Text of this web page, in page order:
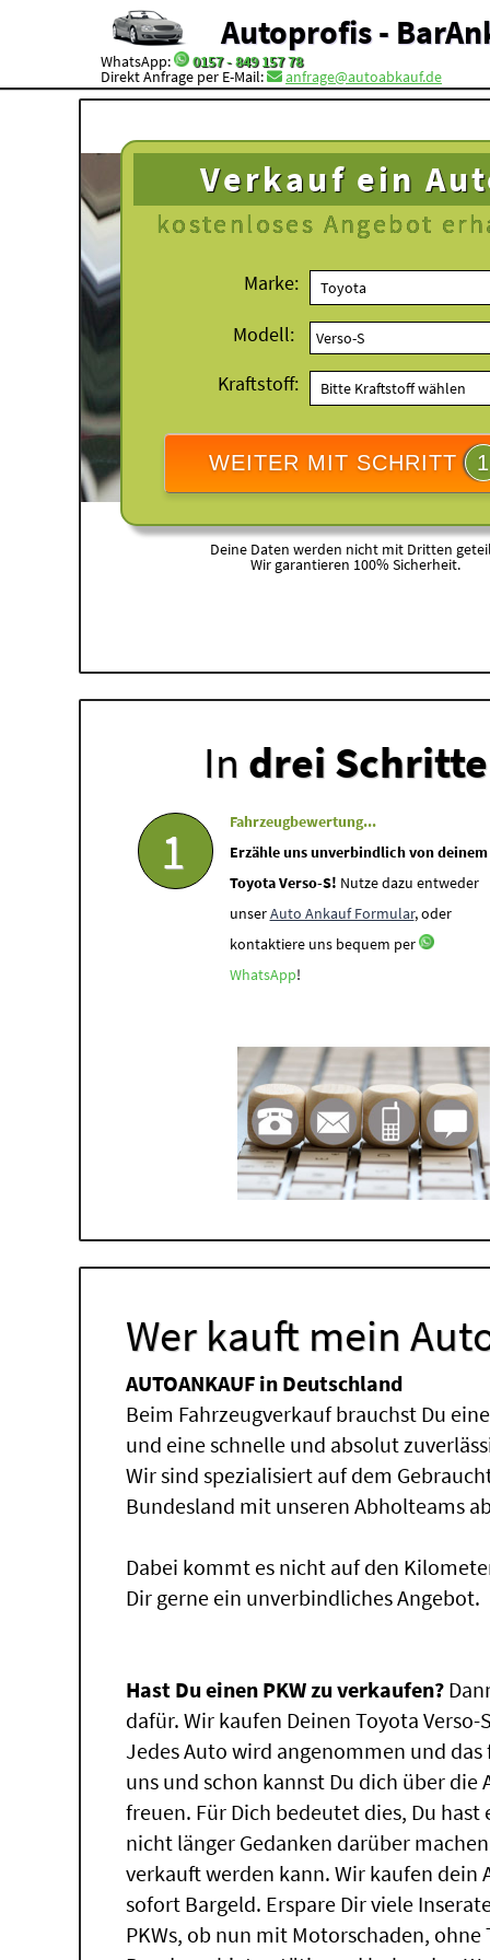
Autoprofis -
WhatsApp: 0157 - 849 157 78
Direkt Anfrage per E-Mail: anfrage@autoabkauf.de
Verkauf ein
kostenloses Angebot
Marke:
Modell:
Kraftstoff:
WEITER MIT SCHRITT 1
Deine Daten werden nicht mit Dritten
Wir garantieren 100% Sicherheit.
In drei
1
Fahrzeugbewertung...
Erzähle uns unverbindlich von deinem
Toyota Verso-S! Nutze dazu entweder
unserAuto Ankauf Formular, oder
kontaktiere uns bequem per
WhatsApp!
Wer kauft mein
AUTOANKAUF in Deutschland
Beim Fahrzeugverkauf brauchst Du
und eine schnelle und absolut
Wir sind spezialisiert auf dem
Bundesland mit unseren Abholteams
Dabei kommt es nicht auf den
Dir gerne ein unverbindliches Angebot.
Hast Du einen PKW zu verkaufen?
dafür. Wir kaufen Deinen Toyota
Jedes Auto wird angenommen und
uns und schon kannst Du dich über
freuen. Für Dich bedeutet dies, Du
nicht länger Gedanken darüber
verkauft werden kann. Wir kaufen
sofort Bargeld. Erspare Dir viele
PKWs, ob nun mit Motorschaden,